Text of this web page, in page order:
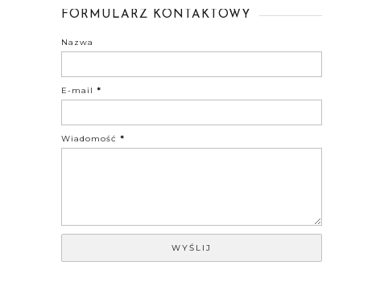
FORMULARZ KONTAKTOWY
Nazwa
E-mail *
Wiadomość *